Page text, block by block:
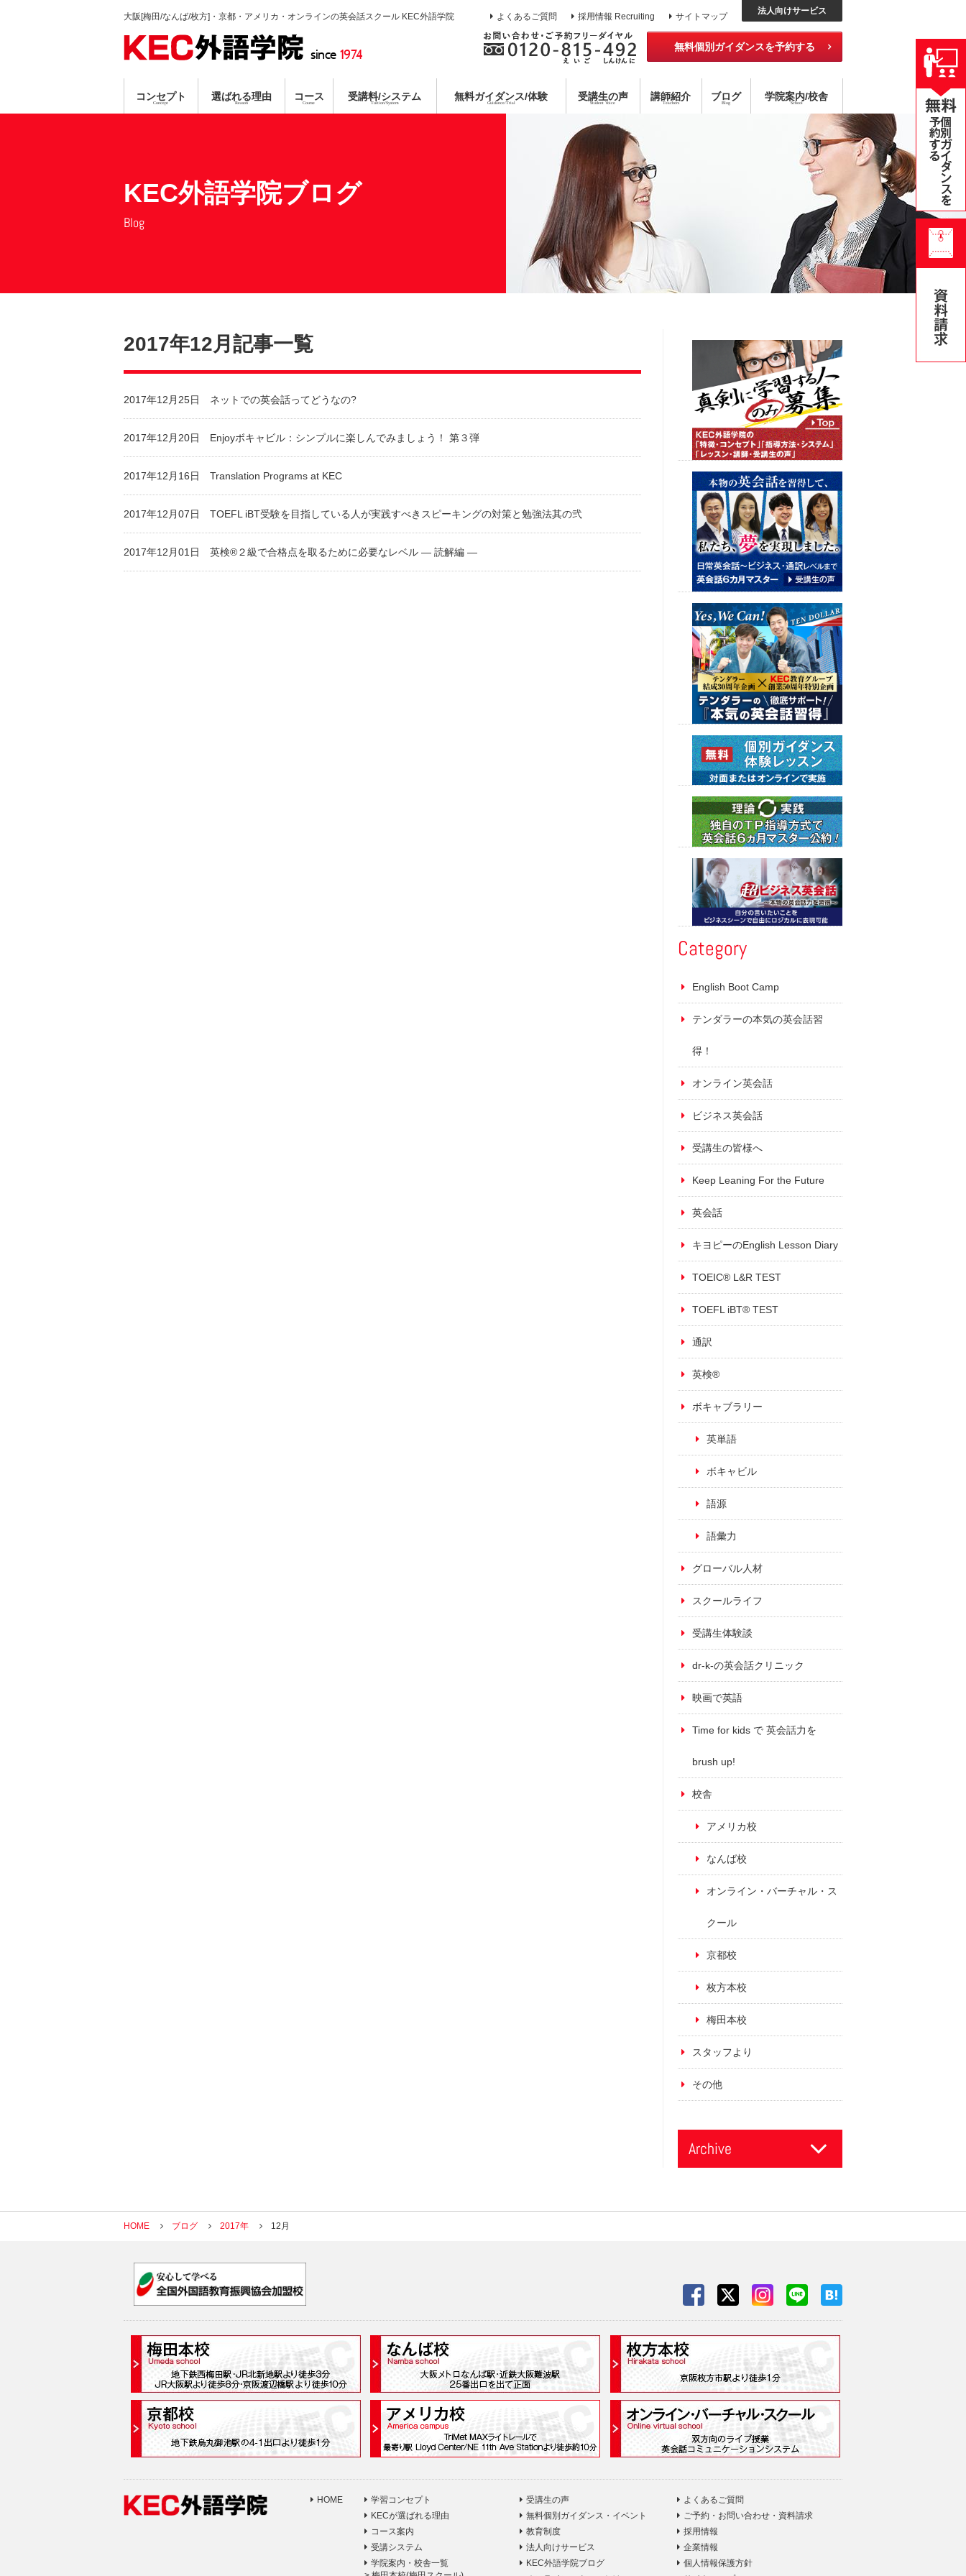
大阪[梅田/なんば/枚方]・京都・アメリカ・オンラインの英会話スクール KEC外語学院
since 1974
よくあるご質問 採用情報 Recruiting サイトマップ
法人向けサービス
無料個別ガイダンスを予約する
コンセプト
Concept
選ばれる理由
Reason
コミットメントシステム コーチング×指導 ハイブリッド型選択受講
コース
Course
各種外国語コース 個別レッスン
受講料/システム
Tuition/System
無料ガイダンス/体験
Guidance/Trial
無料体験レッスン 無料公開セミナー
受講生の声
Student Voice
講師紹介
Teachers
ブログ
Blog
学院案内/校舎
School
アメリカ校 オンライン・スクール
KEC外語学院ブログ
Blog
2017年12月記事一覧
2017年12月25日 ネットでの英会話ってどうなの?
2017年12月20日 Enjoyボキャビル：シンプルに楽しんでみましょう！ 第３弾
2017年12月16日 Translation Programs at KEC
2017年12月07日 TOEFL iBT受験を目指している人が実践すべきスピーキングの対策と勉強法其の弐
2017年12月01日 英検®２級で合格点を取るために必要なレベル — 読解編 —
Category
English Boot Camp
テンダラーの本気の英会話習
得！
オンライン英会話
ビジネス英会話
受講生の皆様へ
Keep Leaning For the Future
英会話
キヨピーのEnglish Lesson Diary
TOEIC® L&R TEST
TOEFL iBT® TEST
通訳
英検®
ボキャブラリー
英単語
ボキャビル
語源
語彙力
グローバル人材
スクールライフ
受講生体験談
dr-k-の英会話クリニック
映画で英語
Time for kids で 英会話力を
brush up!
校舎
アメリカ校
なんば校
オンライン・バーチャル・ス
クール
京都校
枚方本校
梅田本校
スタッフより
その他
Archive
HOME ブログ 2017年 12月
HOME
学習コンセプト
KECが選ばれる理由
コース案内
受講システム
学院案内・校舎一覧
受講生の声
無料個別ガイダンス・イベント
教育制度
法人向けサービス
KEC外語学院ブログ
よくあるご質問
ご予約・お問い合わせ・資料請求
採用情報
企業情報
個人情報保護方針